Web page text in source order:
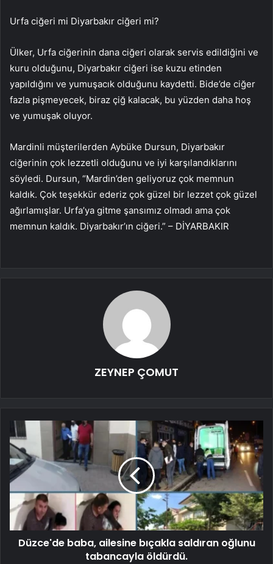
Urfa ciğeri mi Diyarbakır ciğeri mi?
Ülker, Urfa ciğerinin dana ciğeri olarak servis edildiğini ve
kuru olduğunu, Diyarbakır ciğeri ise kuzu etinden
yapıldığını ve yumuşacık olduğunu kaydetti. Bide’de ciğer
fazla pişmeyecek, biraz çiğ kalacak, bu yüzden daha hoş
ve yumuşak oluyor.
Mardinli müşterilerden Aybüke Dursun, Diyarbakır
ciğerinin çok lezzetli olduğunu ve iyi karşılandıklarını
söyledi. Dursun, “Mardin’den geliyoruz çok memnun
kaldık. Çok teşekkür ederiz çok güzel bir lezzet çok güzel
ağırlamışlar. Urfa’ya gitme şansımız olmadı ama çok
memnun kaldık. Diyarbakır’ın ciğeri.” – DİYARBAKIR
ZEYNEP ÇOMUT
Düzce'de baba, ailesine bıçakla saldıran oğlunu
tabancayla öldürdü.